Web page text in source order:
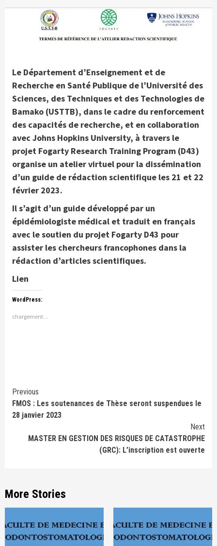
Le Département d’Enseignement et de
Recherche en Santé Publique de l’Université des
Sciences, des Techniques et des Technologies de
Bamako (USTTB), dans le cadre du renforcement
des capacités de recherche, et en collaboration
avec Johns Hopkins University, à travers le
projet Fogarty Research Training Program (D43)
organise un atelier virtuel pour la dissémination
d’un guide de rédaction scientifique les 21 et 22
février 2023.
Il s’agit d’un guide développé par un
épidémiologiste médical et traduit en français
avec le soutien du projet Fogarty D43 pour
assister les chercheurs francophones dans la
rédaction d’articles scientifiques.
Lien
WordPress:
chargement…
Continue
Reading
Previous
FMOS : Les soutenances de Thèse seront suspendues le
28 janvier 2023
Next
MASTER EN GESTION DES RISQUES DE CATASTROPHE
(GRC): L’inscription est ouverte
More Stories